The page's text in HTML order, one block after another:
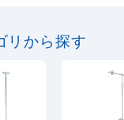
リから探す